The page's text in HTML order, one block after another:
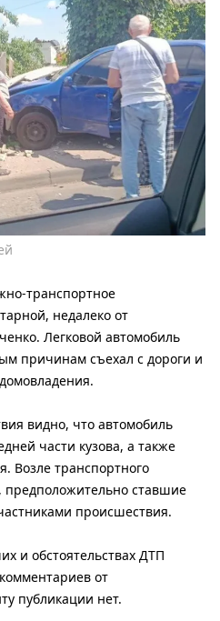
транспортное
недалеко от
Легковой автомобиль
причинам съехал с дороги и
видно, что автомобиль
части кузова, а также
Возле транспортного
предположительно ставшие
происшествия.
и обстоятельствах ДТП
от
публикации нет.